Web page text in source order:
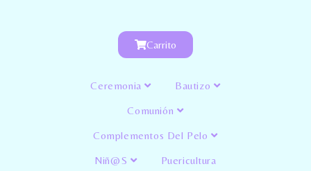
Carrito
Ceremonia Bautizo
Comunión
Complementos Del Pelo
Niñ@s Puericultura